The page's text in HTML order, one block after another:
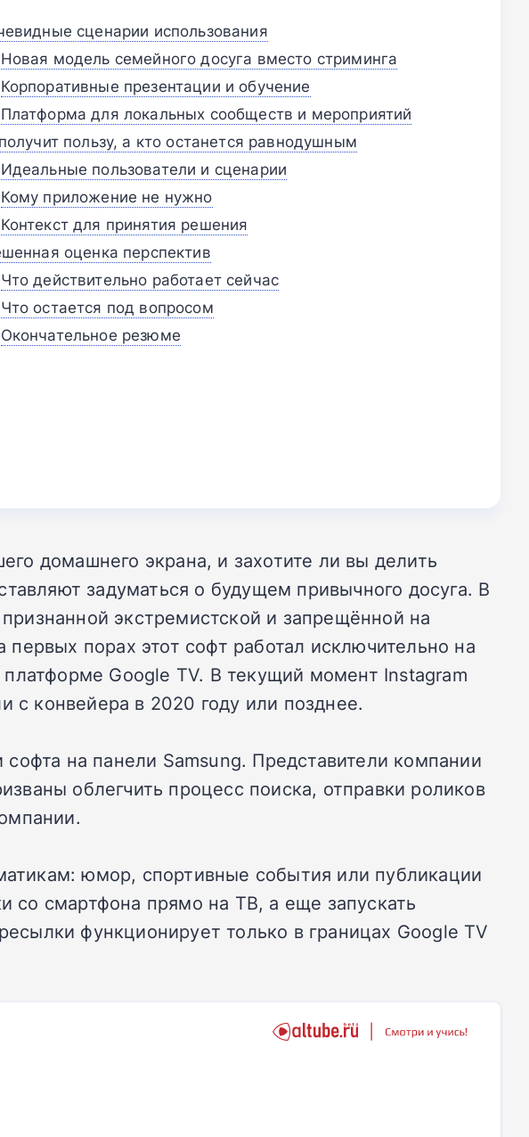
сценарии использования
Новая модель семейного досуга вместо стриминга
Корпоративные презентации и обучение
Платформа для локальных сообществ и мероприятий
пользу, а кто останется равнодушным
Идеальные пользователи и сценарии
Кому приложение не нужно
Контекст для принятия решения
оценка перспектив
Что действительно работает сейчас
Что остается под вопросом
Окончательное резюме
домашнего экрана, и захотите ли вы делить
задуматься о будущем привычного досуга. В
экстремистской и запрещённой на
порах этот софт работал исключительно на
Google TV. В текущий момент Instagram
конвейера в 2020 году или позднее.
на панели Samsung. Представители компании
облегчить процесс поиска, отправки роликов
юмор, спортивные события или публикации
со смартфона прямо на ТВ, а еще запускать
функционирует только в границах Google TV